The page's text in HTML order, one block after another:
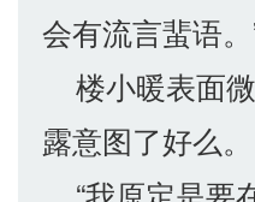
会有流言蜚语。
楼小暖表面
露意图了好么。